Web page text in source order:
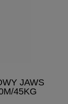
JAWS
45KG